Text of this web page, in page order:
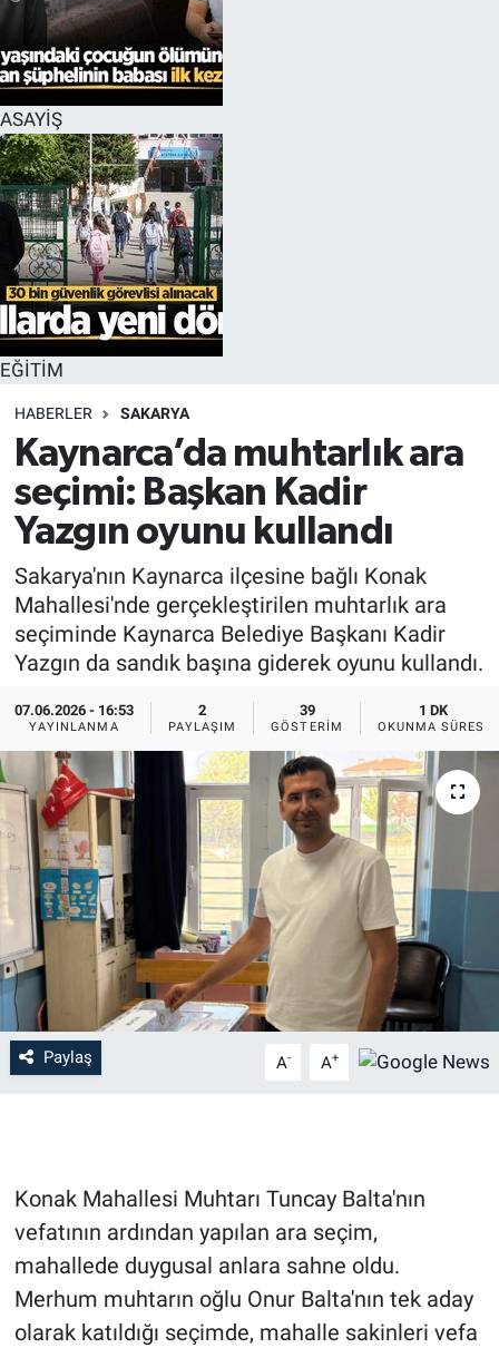
ASAYİŞ
EĞİTİM
HABERLER SAKARYA
Kaynarca’da muhtarlık ara
seçimi: Başkan Kadir
Yazgın oyunu kullandı
Sakarya'nın Kaynarca ilçesine bağlı Konak
Mahallesi'nde gerçekleştirilen muhtarlık ara
seçiminde Kaynarca Belediye Başkanı Kadir
Yazgın da sandık başına giderek oyunu kullandı.
07.06.2026 - 16:53
YAYINLANMA
2
PAYLAŞIM
39
GÖSTERIM
1 DK
OKUNMA SÜRESI
Paylaş A- A+
Konak Mahallesi Muhtarı Tuncay Balta'nın
vefatının ardından yapılan ara seçim,
mahallede duygusal anlara sahne oldu.
Merhum muhtarın oğlu Onur Balta'nın tek aday
olarak katıldığı seçimde, mahalle sakinleri vefa
EĞİTİM
ÖZEL HABER
HALK54 PANORAMA